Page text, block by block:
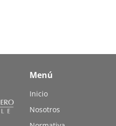
Menú
Inicio
Nosotros